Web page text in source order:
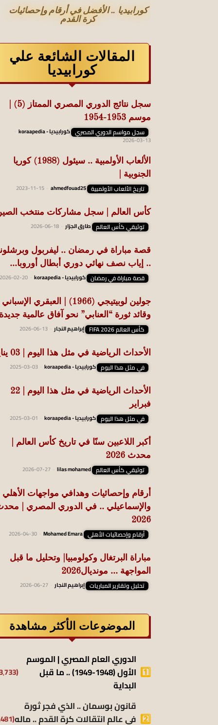
كورابيديا .. الأفضل في أرقام وإحصائيات
كرة القدم
المقالات الشائعة علي
كورابيديا
سجل نتائج الدوري المصري الممتاز (5) |
موسم 1953-1954
سجل مواسم الدوري المصري كورابيديا - koraapedia
2026-03-13
الألعاب الأولمبية .. سيئول (1988) كوريا
الجنوبية |
تاريخ الألعاب الأولمبية ahmedfouad25
2023-11-15
كأس العالم | سجل مشاركات منتخب
توثيقي كأس العالم طارق الجزار 2026-06-18
قصة مباراة في رمضان .. ليفربول
.. إياب نصف نهائي دوري أبطال أوروبا...
قصة مباراة في رمضان كورابيديا - koraapedia 2026-02-20
جولين لوبيتيجي (1966) | العبقري الإسباني
وقائد ثورة “العنابي” نحو آفاق عالمية
كأس العالم FIFA 2026 إبراهيم النجار 2026-06-13
الأحداث الرياضية في مثل هذا اليوم | 03 يناير
في مثل هذا اليوم كورابيديا - koraapedia 2025-03-03
الأحداث الرياضية في مثل هذا اليوم | 22
فبراير
في مثل هذا اليوم كورابيديا - koraapedia 2025-03-01
أكبر اللاعبين سنًا في تاريخ كأس العالم |
محدث 2026
توثيقي كأس العالم lilas mohamed
2026-07-27
أرقام وإحصائيات وهدافي مواجهات الأهلي
والإسماعيلي .. في الدوري المصري |
2026
أرقام وإحصائيات الأهلي Mohamed Emara
2026-04-30
مباراة البرتغال وكولومبيا| وتحليل ما قبل
المواجهة … مونديال2026
تحليل وتقارير المباريات إبراهيم النجار 2026-06-27
الموضوعات الأكثر مشاهدة
الدوري العام المصري | الموسم
الأول (1948-1949) .. ما قبل
البداية
(13٬733)
قانون بوسمان .. الذي فجر ثورة
في عالم انتقالات كرة القدم .. ماله(9٬481)